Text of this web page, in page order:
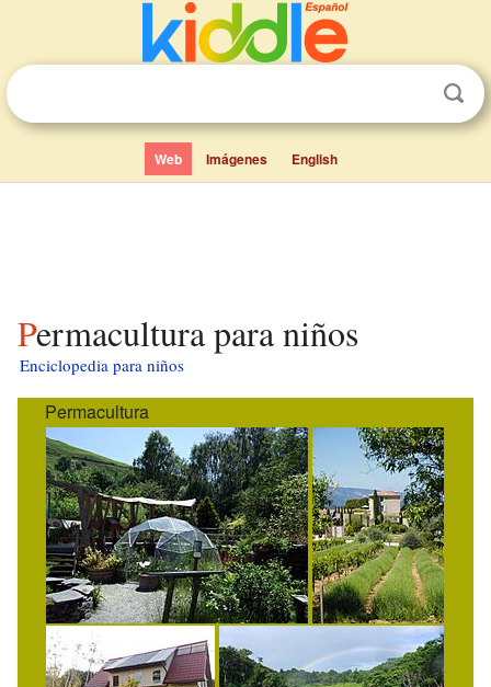
Web Imágenes English
Permacultura para niños
Enciclopedia para niños
Permacultura